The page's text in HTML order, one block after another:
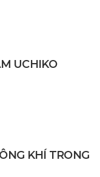
UCHIKO
KHÍ TRONG